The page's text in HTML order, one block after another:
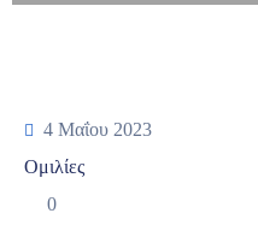
4 Μαΐου 2023
Ομιλίες
0